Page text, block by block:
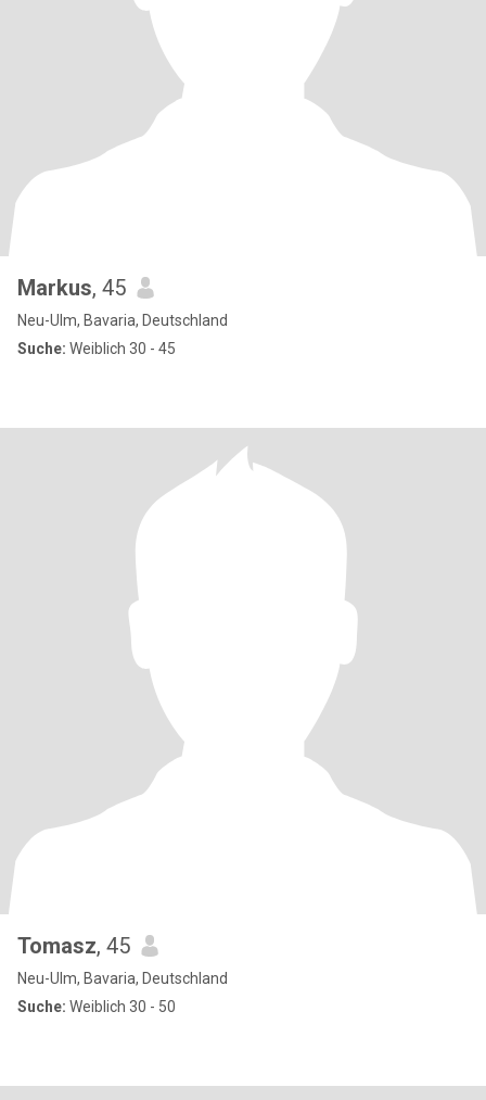
Markus, 45
Neu-Ulm, Bavaria, Deutschland
Suche: Weiblich 30 - 45
Tomasz, 45
Neu-Ulm, Bavaria, Deutschland
Suche: Weiblich 30 - 50